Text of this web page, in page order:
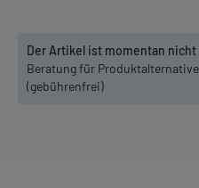
Der Artikel ist momentan nicht
Beratung für
(gebührenfrei)